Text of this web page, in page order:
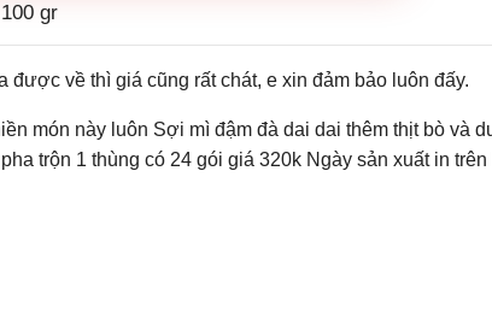
gr
về thì giá cũng rất chát, e xin đảm bảo luôn đấy.
món này luôn Sợi mì đậm đà dai dai thêm thịt bò và
trộn 1 thùng có 24 gói giá 320k Ngày sản xuất in trên